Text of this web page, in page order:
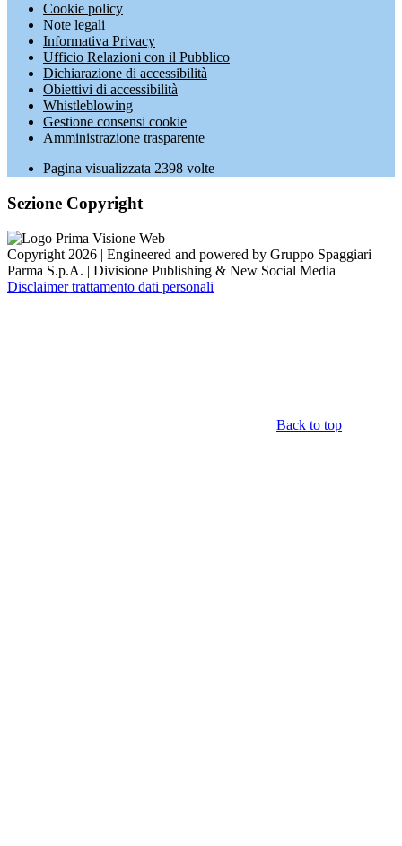
Cookie policy
Note legali
Informativa Privacy
Ufficio Relazioni con il Pubblico
Dichiarazione di accessibilità
Obiettivi di accessibilità
Whistleblowing
Gestione consensi cookie
Amministrazione trasparente
Pagina visualizzata 2398 volte
Sezione Copyright
Copyright 2026 | Engineered and powered by Gruppo Spaggiari
Parma S.p.A. | Divisione Publishing & New Social Media
Disclaimer trattamento dati personali
Back to top